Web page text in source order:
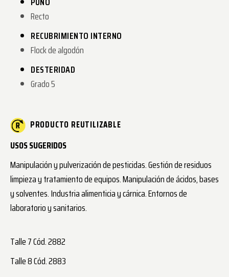
Recto
RECUBRIMIENTO INTERNO
Flock de algodón
DESTERIDAD
Grado 5
PRODUCTO REUTILIZABLE
USOS SUGERIDOS
Manipulación y pulverización de pesticidas. Gestión de residuos
limpieza y tratamiento de equipos. Manipulación de ácidos, bases
y solventes. Industria alimenticia y cárnica. Entornos de
laboratorio y sanitarios.
Talle 7 Cód. 2882
Talle 8 Cód. 2883